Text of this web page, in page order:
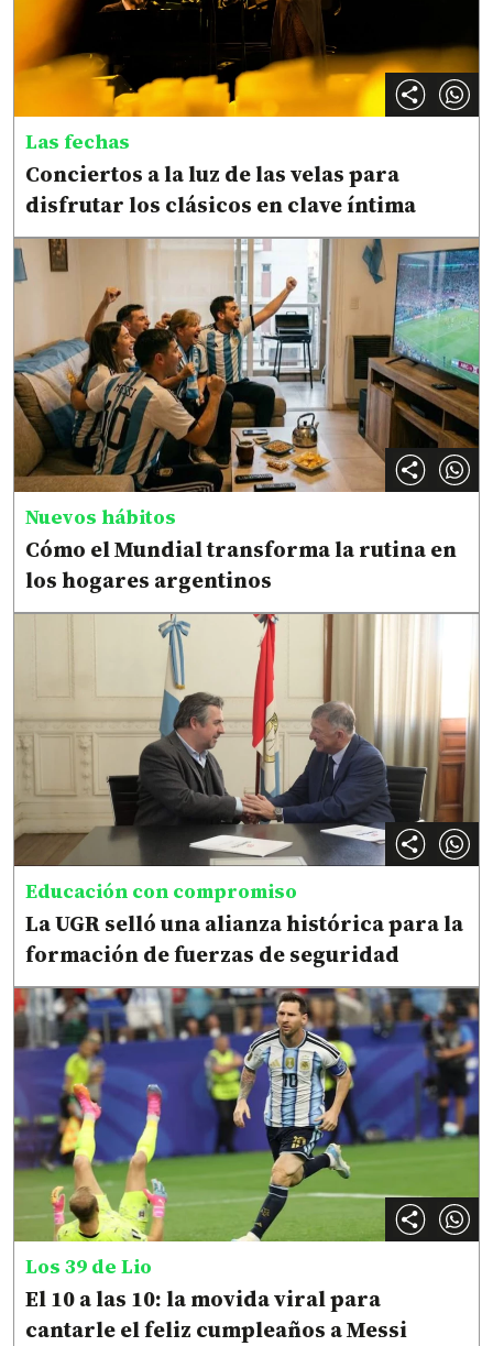
Las fechas
Conciertos a la luz de las velas para
disfrutar los clásicos en clave íntima
Nuevos hábitos
Cómo el Mundial transforma la rutina en
los hogares argentinos
Educación con compromiso
La UGR selló una alianza histórica para la
formación de fuerzas de seguridad
Los 39 de Lio
El 10 a las 10: la movida viral para
cantarle el feliz cumpleaños a Messi